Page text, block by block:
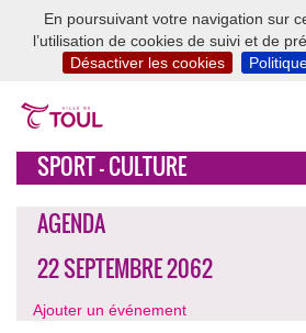
En poursuivant votre navigation sur
l’utilisation de cookies de suivi et de
Désactiver les cookies
SPORT - CULTURE
AGENDA
22 SEPTEMBRE 2062
Ajouter un événement